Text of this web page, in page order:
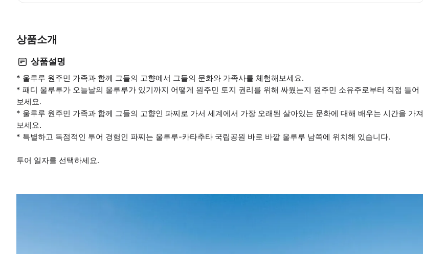
상품소개
상품설명
* 울루루 원주민 가족과 함께 그들의 고향에서 그들의 문화와 가족사를 체험해보세요.
* 패디 울루루가 오늘날의 울루루가 있기까지 어떻게 원주민 토지 권리를 위해 싸웠는지 원주민 소유주로부터 직접 들어
보세요.
* 울루루 원주민 가족과 함께 그들의 고향인 파찌로 가서 세계에서 가장 오래된 살아있는 문화에 대해 배우는 시간을 가져
보세요.
* 특별하고 독점적인 투어 경험인 파찌는 울루루-카타추타 국립공원 바로 바깥 울루루 남쪽에 위치해 있습니다.
투어 일자를 선택하세요.